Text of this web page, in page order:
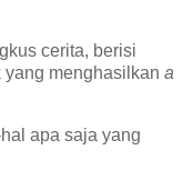
cerita, berisi
yang menghasilkan a
apa saja yang